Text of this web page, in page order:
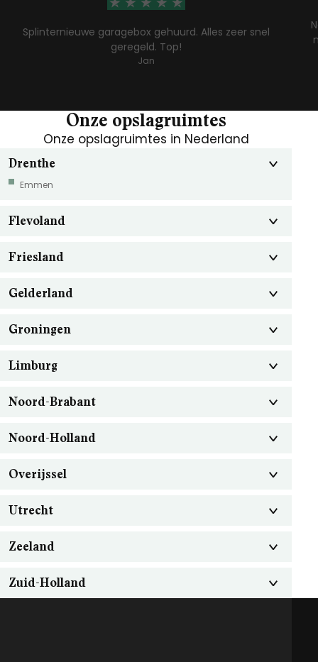
Splinternieuwe garagebox gehuurd. Alles zeer snel
geregeld. Top!
Jan
Onze opslagruimtes
Onze opslagruimtes in Nederland
Drenthe
Emmen
Flevoland
Friesland
Gelderland
Groningen
Limburg
Noord-Brabant
Noord-Holland
Overijssel
Utrecht
Zeeland
Zuid-Holland